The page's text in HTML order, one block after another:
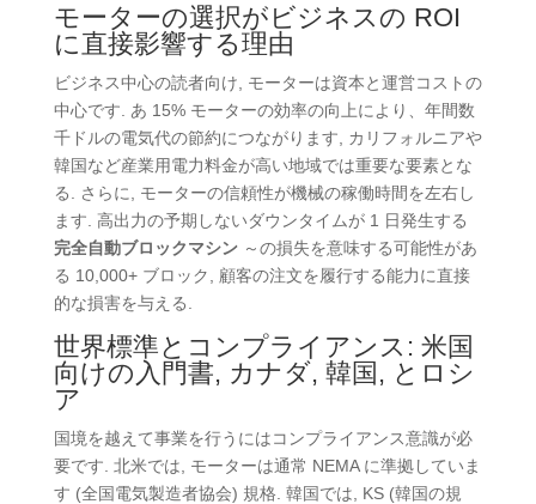
モーターの選択がビジネスの ROI
に直接影響する理由
ビジネス中心の読者向け, モーターは資本と運営コストの
中心です. あ 15% モーターの効率の向上により、年間数
千ドルの電気代の節約につながります, カリフォルニアや
韓国など産業用電力料金が高い地域では重要な要素とな
る. さらに, モーターの信頼性が機械の稼働時間を左右し
ます. 高出力の予期しないダウンタイムが 1 日発生する
完全自動ブロックマシン ～の損失を意味する可能性があ
る 10,000+ ブロック, 顧客の注文を履行する能力に直接
的な損害を与える.
世界標準とコンプライアンス: 米国
向けの入門書, カナダ, 韓国, とロシ
ア
国境を越えて事業を行うにはコンプライアンス意識が必
要です. 北米では, モーターは通常 NEMA に準拠していま
す (全国電気製造者協会) 規格. 韓国では, KS (韓国の規